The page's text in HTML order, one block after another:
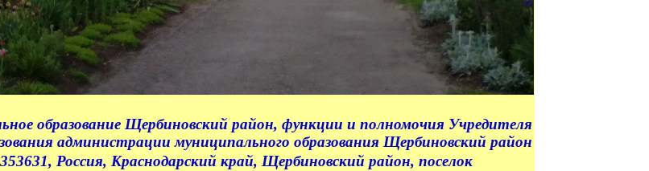
образование Щербиновский район, функции и полномочия Учредителя
администрации муниципального образования Щербиновский район
353631, Россия, Краснодарский край, Щербиновский район, поселок